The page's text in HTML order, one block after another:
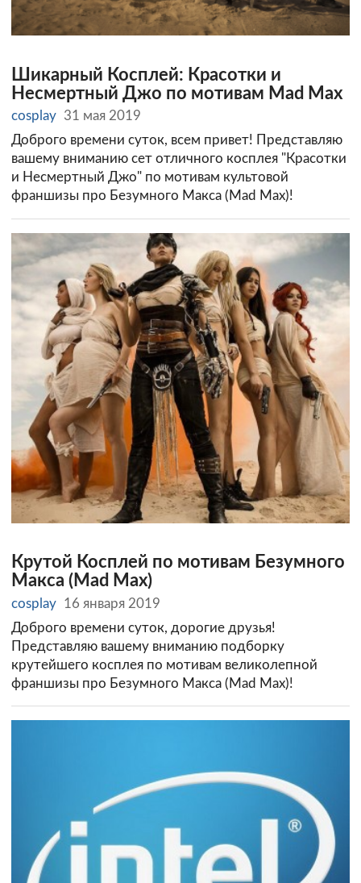
Шикарный Косплей: Красотки и
Несмертный Джо по мотивам Mad Max
cosplay 31 мая 2019
Доброго времени суток, всем привет! Представляю
вашему вниманию сет отличного косплея "Красотки
и Несмертный Джо" по мотивам культовой
франшизы про Безумного Макса (Mad Max)!
Крутой Косплей по мотивам Безумного
Макса (Mad Max)
cosplay 16 января 2019
Доброго времени суток, дорогие друзья!
Представляю вашему вниманию подборку
крутейшего косплея по мотивам великолепной
франшизы про Безумного Макса (Mad Max)!